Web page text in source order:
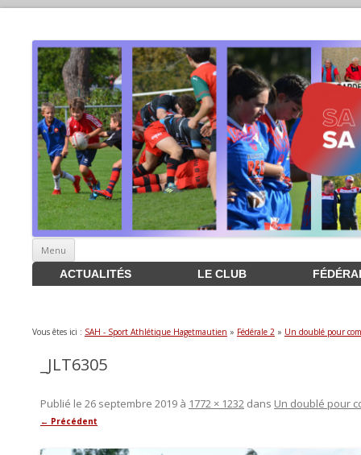
Menu
contenu
ACTUALITÉS LE CLUB
Vous êtes ici : SAH - Sport Athlétique Hagetmautien » Fédérale 2 » Un doublé pour
_JLT6305
Publié le 26 septembre 2019 à 1772 × 1232 dans Un doublé pour
← Précédent